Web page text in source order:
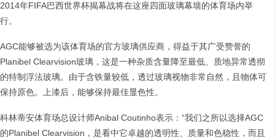
2014年FIFA巴西世界杯揭幕战将在这座四面玻璃幕墙的体育场内举
行。
AGC能够被选为该体育场的官方玻璃供应商，得益于其广受赞誉的
Planibel Clearvision玻璃，这是一种杂质含量降至最低、质地异常透彻
的特制浮法玻璃。由于含铁量较低，透过玻璃视物非常自然，且物体可
保持原色。上漆后，能够保持最佳显色性。
科林蒂安体育场总设计师Anibal Coutinho表示：“我们之所以选择AGC
的Planibel Clearvision，是看中它卓越的透明性、质量和色稳性，而且